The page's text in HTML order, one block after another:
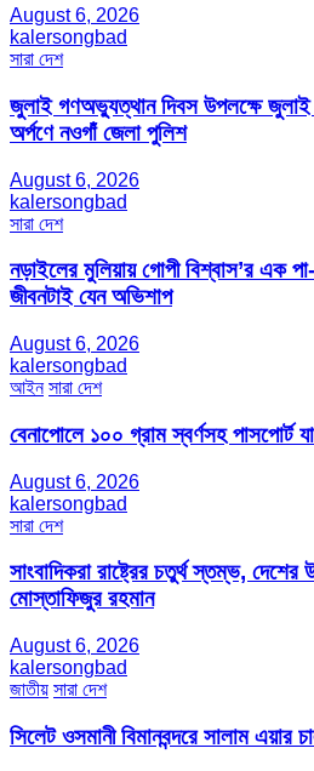
August 6, 2026
kalersongbad
সারা দেশ
জুলাই গণঅভ্যুত্থান দিবস উপলক্ষে
অর্পণে নওগাঁ জেলা পুলিশ
August 6, 2026
kalersongbad
সারা দেশ
নড়াইলের মুলিয়ায় গোপী বিশ্বাস’র এক
জীবনটাই যেন অভিশাপ
August 6, 2026
kalersongbad
আইন সারা দেশ
বেনাপোলে ১০০ গ্রাম স্বর্ণসহ পাসপোর্ট
August 6, 2026
kalersongbad
সারা দেশ
সাংবাদিকরা রাষ্ট্রের চতুর্থ স্তম্ভ,
মোস্তাফিজুর রহমান
August 6, 2026
kalersongbad
জাতীয় সারা দেশ
সিলেট ওসমানী বিমানবন্দরে সালাম এয়ার